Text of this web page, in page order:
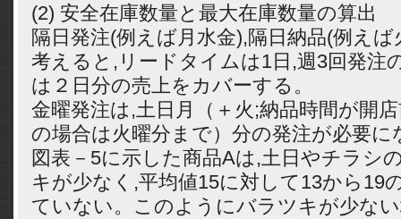
(2) 安全在庫数量と最大在庫数量の算出
隔日発注(例えば月水金),隔日納品(例え
考えると,リードタイムは1日,週3回発注
は２日分の売上をカバーする。
金曜発注は,土日月（＋火;納品時間が開
の場合は火曜分まで）分の発注が必要に
図表－5に示した商品Aは,土日やチラシ
キが少なく,平均値15に対して13から19
ていない。このようにバラツキが少な